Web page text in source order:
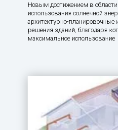
Новым достижением в области
использования солнечной
архитектурно-планировочные
решения зданий, благодаря
максимальное использование